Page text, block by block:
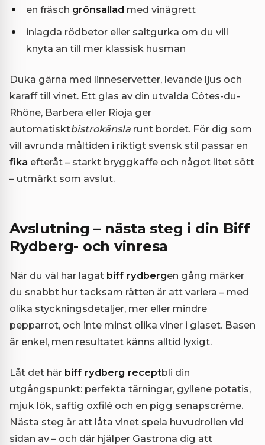
en fräsch grönsallad med vinägrett
inlagda rödbetor eller saltgurka om du vill
knyta an till mer klassisk husman
Duka gärna med linneservetter, levande ljus och
karaff till vinet. Ett glas av din utvalda Côtes-du-
Rhône, Barbera eller Rioja ger
automatisktbistrokänsla runt bordet. För dig som
vill avrunda måltiden i riktigt svensk stil passar en
fika efteråt – starkt bryggkaffe och något litet sött
– utmärkt som avslut.
Avslutning – nästa steg i din Biff
Rydberg- och vinresa
När du väl har lagat biff rydbergen gång märker
du snabbt hur tacksam rätten är att variera – med
olika styckningsdetaljer, mer eller mindre
pepparrot, och inte minst olika viner i glaset. Basen
är enkel, men resultatet känns alltid lyxigt.
Låt det här biff rydberg receptbli din
utgångspunkt: perfekta tärningar, gyllene potatis,
mjuk lök, saftig oxfilé och en pigg senapscrème.
Nästa steg är att låta vinet spela huvudrollen vid
sidan av – och där hjälper Gastrona dig att